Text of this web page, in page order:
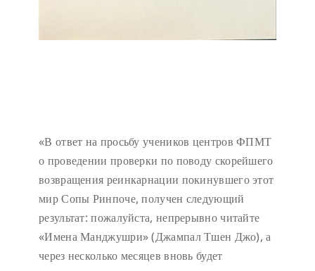
«В ответ на просьбу учеников центров ФПМТ
о проведении проверки по поводу скорейшего
возвращения реинкарнации покинувшего этот
мир Сопы Ринпоче, получен следующий
результат: пожалуйста, непрерывно читайте
«Имена Манджушри» (Джампал Тшен Джо), а
через несколько месяцев вновь будет